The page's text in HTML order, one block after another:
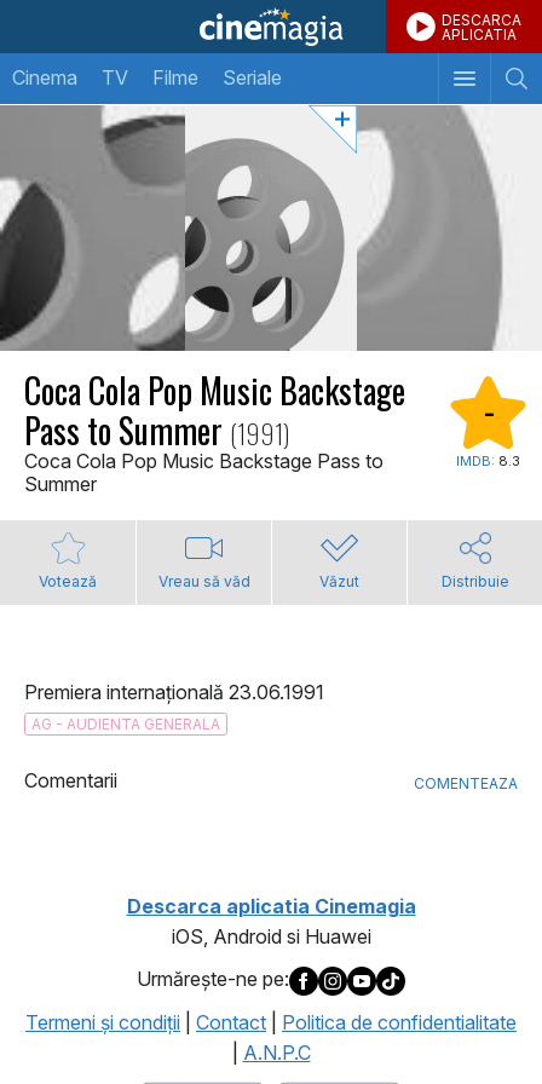
DESCARCA
APLICATIA
Cinema TV Filme Seriale
Coca Cola Pop Music Backstage
Pass to Summer (1991)
Coca Cola Pop Music Backstage Pass to
Summer
-
IMDB: 8.3
Votează Vreau să văd Văzut Distribuie
Premiera internațională 23.06.1991
AG - AUDIENTA GENERALA
Comentarii COMENTEAZA
Descarca aplicatia Cinemagia
iOS, Android si Huawei
Urmăreşte-ne pe:
Termeni şi condiţii
Contact
Politica de confidentialitate
A.N.P.C